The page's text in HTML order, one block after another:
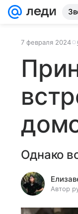
7 февраля 2024
Однако
Автор